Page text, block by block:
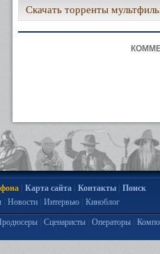
Скачать торренты
| Карта сайта| Контакты| Поиск
| Новости| Интервью| Киноблог
| Сценаристы| Операторы|